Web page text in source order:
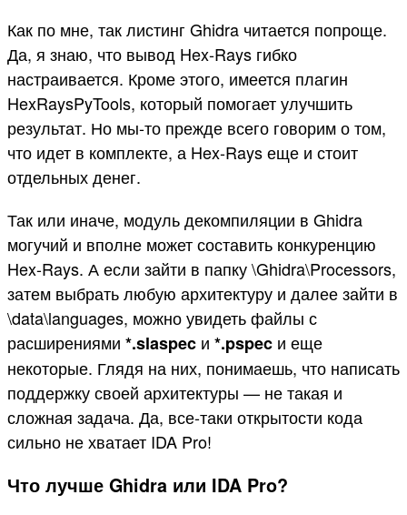
Как по мне, так листинг Ghidra читается попроще.
Да, я знаю, что вывод Hex-Rays гибко
настраивается. Кроме этого, имеется плагин
HexRaysPyTools, который помогает улучшить
результат. Но мы-то прежде всего говорим о том,
что идет в комплекте, а Hex-Rays еще и стоит
отдельных денег.
Так или иначе, модуль декомпиляции в Ghidra
могучий и вполне может составить конкуренцию
Hex-Rays. А если зайти в папку \Ghidra\Processors,
затем выбрать любую архитектуру и далее зайти в
\data\languages, можно увидеть файлы с
расширениями *.slaspec и *.pspec и еще
некоторые. Глядя на них, понимаешь, что написать
поддержку своей архитектуры — не такая и
сложная задача. Да, все-таки открытости кода
сильно не хватает IDA Pro!
Что лучше Ghidra или IDA Pro?